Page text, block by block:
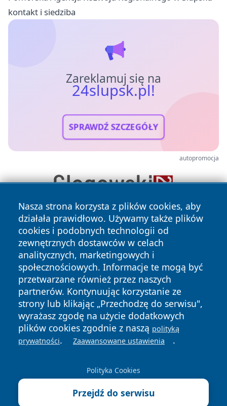
kontakt i siedziba
Zareklamuj się na
24slupsk.pl!
SPRAWDŹ SZCZEGÓŁY
autopromocja
Nasza strona korzysta z plików cookies, aby
działała prawidłowo. Używamy także plików
cookies i podobnych technologii od
zewnętrznych dostawców w celach
analitycznych, marketingowych i
społecznościowych. Informacje te mogą być
przetwarzane również przez naszych
partnerów. Kontynuując korzystanie ze
strony lub klikając „Przechodzę do serwisu",
wyrażasz zgodę na użycie dodatkowych
plików cookies zgodnie z naszą polityką
prywatności. Zaawansowane ustawienia .
Polityka Cookies
Przejdź do serwisu
Copyright © 2026 24slupsk.pl Wszystkie prawa zastrzeżone.
News Autorzy
Polityka
Prywatności
Polityka
Cookies